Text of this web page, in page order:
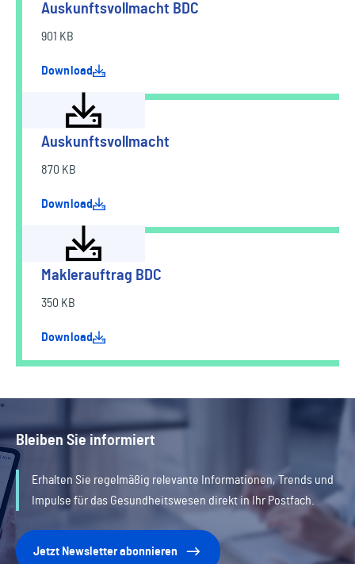
Auskunftsvollmacht BDC
901 KB
Download
Auskunftsvollmacht
870 KB
Download
Maklerauftrag BDC
350 KB
Download
Bleiben Sie informiert
Erhalten Sie regelmäßig relevante Informationen, Trends und
Impulse für das Gesundheitswesen direkt in Ihr Postfach.
Jetzt Newsletter abonnieren